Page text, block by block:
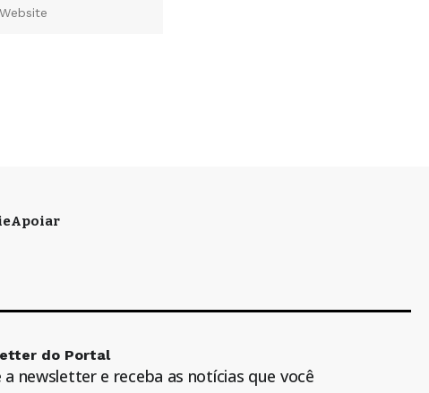
Apoiar
do Portal
a newsletter e receba as notícias que você